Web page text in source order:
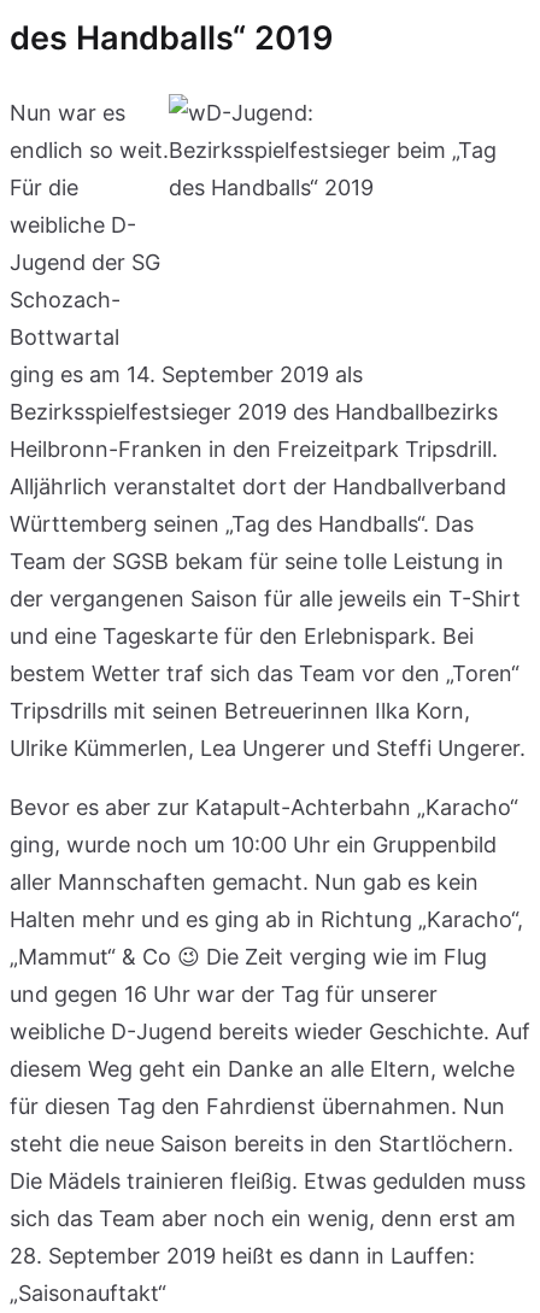
des Handballs“ 2019
Nun war es
endlich so weit.
Für die
weibliche D-
Jugend der SG
Schozach-
Bottwartal
ging es am 14. September 2019 als
Bezirksspielfestsieger 2019 des Handballbezirks
Heilbronn-Franken in den Freizeitpark Tripsdrill.
Alljährlich veranstaltet dort der Handballverband
Württemberg seinen „Tag des Handballs“. Das
Team der SGSB bekam für seine tolle Leistung in
der vergangenen Saison für alle jeweils ein T-Shirt
und eine Tageskarte für den Erlebnispark. Bei
bestem Wetter traf sich das Team vor den „Toren“
Tripsdrills mit seinen Betreuerinnen Ilka Korn,
Ulrike Kümmerlen, Lea Ungerer und Steffi Ungerer.
Bevor es aber zur Katapult-Achterbahn „Karacho“
ging, wurde noch um 10:00 Uhr ein Gruppenbild
aller Mannschaften gemacht. Nun gab es kein
Halten mehr und es ging ab in Richtung „Karacho“,
„Mammut“ & Co 😉 Die Zeit verging wie im Flug
und gegen 16 Uhr war der Tag für unserer
weibliche D-Jugend bereits wieder Geschichte. Auf
diesem Weg geht ein Danke an alle Eltern, welche
für diesen Tag den Fahrdienst übernahmen. Nun
steht die neue Saison bereits in den Startlöchern.
Die Mädels trainieren fleißig. Etwas gedulden muss
sich das Team aber noch ein wenig, denn erst am
28. September 2019 heißt es dann in Lauffen:
„Saisonauftakt“